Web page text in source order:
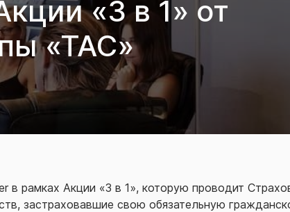
«3 в 1» от
«ТАС»
в рамках Акции «3 в 1», которую проводит
застраховавшие свою обязательную